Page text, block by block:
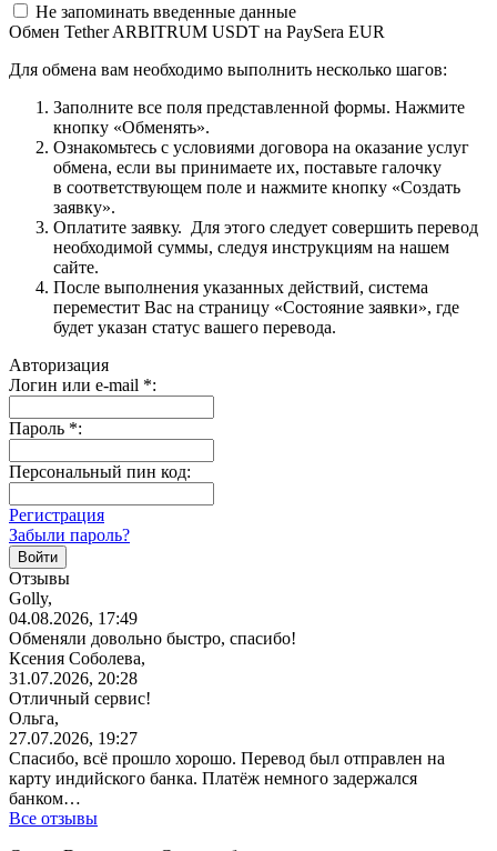
Не запоминать введенные данные
Обмен Tether ARBITRUM USDT на PaySera EUR
Для обмена вам необходимо выполнить несколько шагов:
Заполните все поля представленной формы. Нажмите
кнопку «Обменять».
Ознакомьтесь с условиями договора на оказание услуг
обмена, если вы принимаете их, поставьте галочку
в соответствующем поле и нажмите кнопку «Создать
заявку».
Оплатите заявку. Для этого следует совершить перевод
необходимой суммы, следуя инструкциям на нашем
сайте.
После выполнения указанных действий, система
переместит Вас на страницу «Состояние заявки», где
будет указан статус вашего перевода.
Авторизация
Логин или e-mail *:
Пароль *:
Персональный пин код:
Регистрация
Забыли пароль?
Отзывы
Golly,
04.08.2026, 17:49
Обменяли довольно быстро, спасибо!
Ксения Соболева,
31.07.2026, 20:28
Отличный сервис!
Ольга,
27.07.2026, 19:27
Спасибо, всё прошло хорошо. Перевод был отправлен на
карту индийского банка. Платёж немного задержался
банком…
Все отзывы